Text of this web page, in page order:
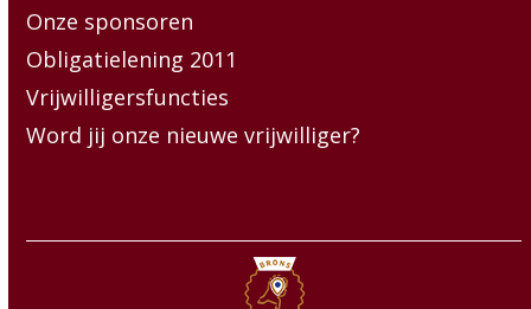
Onze sponsoren
Obligatielening 2011
Vrijwilligersfuncties
Word jij onze nieuwe vrijwilliger?